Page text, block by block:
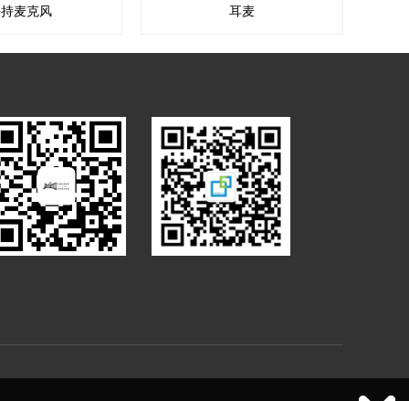
麦克风 耳麦